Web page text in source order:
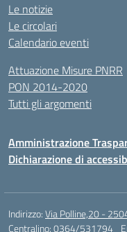
Le notizie
Le circolari
Calendario eventi
Attuazione Misure PNRR
PON 2014-2020
Tutti gli argomenti
Amministrazione
Dichiarazione di
Indirizzo:Via Polline,20 -
Centralino:0364/531794